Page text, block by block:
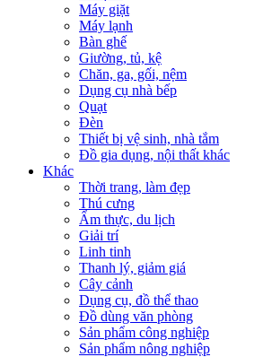
Máy giặt
Máy lạnh
Bàn ghế
Giường, tủ, kệ
Chăn, ga, gối, nệm
Dụng cụ nhà bếp
Quạt
Đèn
Thiết bị vệ sinh, nhà tắm
Đồ gia dụng, nội thất khác
Khác
Thời trang, làm đẹp
Thú cưng
Ẩm thực, du lịch
Giải trí
Linh tinh
Thanh lý, giảm giá
Cây cảnh
Dụng cụ, đồ thể thao
Đồ dùng văn phòng
Sản phẩm công nghiệp
Sản phẩm nông nghiệp